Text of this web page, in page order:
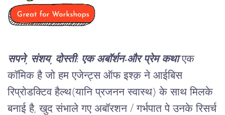
सपने, संशय, दोस्ती: एक अबॉर्शन-और प्रेम कथाएक
कॉमिक है जो हम एजेन्ट्स ऑफ इश्क़ ने आईबिस
रिप्रोडक्टिव हैल्थ(यानि प्रजनन स्वास्थ) के साथ मिलके
बनाई है, खुद संभाले गए अबॉरशन / गर्भपात पे उनके रिसर्च